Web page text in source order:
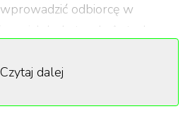
odbiorcę w
bohaterek. Autorka ma
w „Marii Antoninie” czy
Czytaj dalej